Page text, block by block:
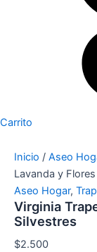
Carrito
Inicio / Aseo
Lavanda y
Aseo Hogar,
Virginia
Silvestres
$2.500